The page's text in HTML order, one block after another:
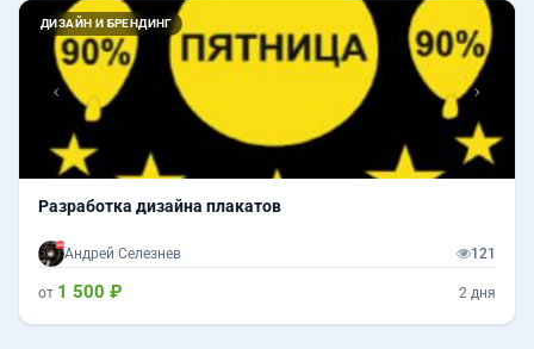
ДИЗАЙН И БРЕНДИНГ
Назад
Разработка дизайна плакатов
Андрей Селезнев 121
от 1 500 ₽ 2 дня